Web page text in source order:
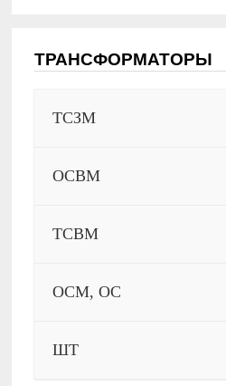
ТРАНСФОРМАТОРЫ
ТСЗМ
ОСВМ
ТСВМ
ОСМ, ОС
ШТ